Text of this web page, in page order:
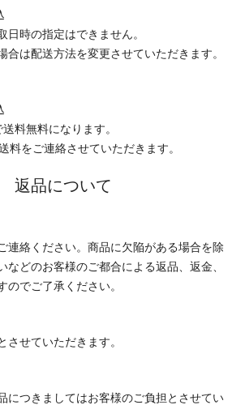
日時の指定はできません。
合は配送方法を変更させていただきます。
料無料になります。
料をご連絡させていただきます。
返品について
連絡ください。商品に欠陥がある場合を除
などのお客様のご都合による返品、返金、
のでご了承ください。
させていただきます。
につきましてはお客様のご負担とさせてい